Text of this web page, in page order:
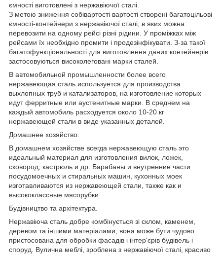
ємності виготовлені з нержавіючої сталі.
З метою зниження собівартості вартості створені багатоцільові
ємності-контейнери з нержавіючої сталі, в яких можна
перевозити на одному рейсі різні рідини. У проміжках між
рейсами їх необхідно промити і продезінфікувати. З-за такої
багатофункціональності для виготовлення даних контейнерів
застосовуються високолеговані марки сталей.
В автомобильной промышленности более всего
нержавеющая сталь используется для производства
выхлопных труб и катализаторов, на изготовление которых
идут ферритные или аустенитные марки. В среднем на
каждый автомобиль расходуется около 10-20 кг
нержавеющей стали в виде указанных деталей.
Домашнее хозяйство.
В домашнем хозяйстве всегда нержавеющую сталь это
идеальный материал для изготовления вилок, ложек,
сковород, кастрюль и др. Барабаны и внутренние части
посудомоечных и стиральных машин, кухонных моек
изготавливаются из нержавеющей стали, также как и
высококлассные мясорубки.
Будівництво та архітектура.
Нержавіюча сталь добре комбінується зі склом, каменем,
деревом та іншими матеріалами, вона може бути чудово
пристосована для обробки фасадів і інтер'єрів будівель і
споруд. Вулична меблі, зроблена з нержавіючої сталі, красиво